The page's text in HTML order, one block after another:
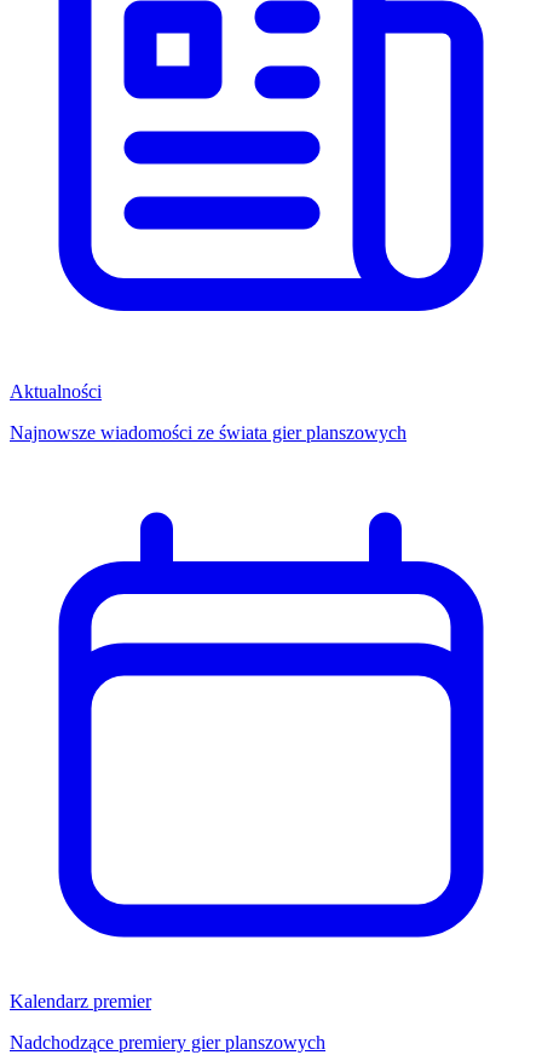
Aktualności
Najnowsze wiadomości ze świata gier planszowych
Kalendarz premier
Nadchodzące premiery gier planszowych